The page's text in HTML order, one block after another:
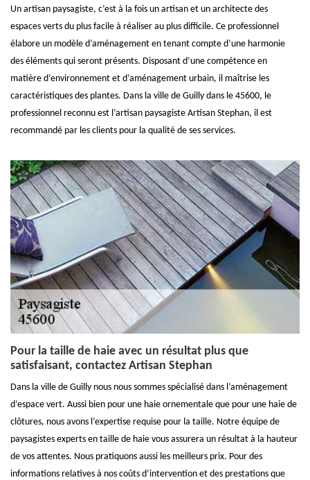
Un artisan paysagiste, c’est à la fois un artisan et un architecte des
espaces verts du plus facile à réaliser au plus difficile. Ce professionnel
élabore un modèle d’aménagement en tenant compte d’une harmonie
des éléments qui seront présents. Disposant d’une compétence en
matière d’environnement et d’aménagement urbain, il maîtrise les
caractéristiques des plantes. Dans la ville de Guilly dans le 45600, le
professionnel reconnu est l’artisan paysagiste Artisan Stephan, il est
recommandé par les clients pour la qualité de ses services.
Pour la taille de haie avec un résultat plus que
satisfaisant, contactez Artisan Stephan
Dans la ville de Guilly nous nous sommes spécialisé dans l’aménagement
d’espace vert. Aussi bien pour une haie ornementale que pour une haie de
clôtures, nous avons l’expertise requise pour la taille. Notre équipe de
paysagistes experts en taille de haie vous assurera un résultat à la hauteur
de vos attentes. Nous pratiquons aussi les meilleurs prix. Pour des
informations relatives à nos coûts d’intervention et des prestations que